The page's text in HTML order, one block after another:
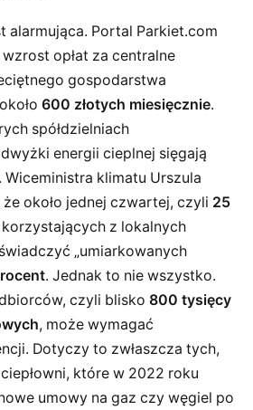
alarmująca. Portal Parkiet.com
opłat za centralne
gospodarstwa
600 złotych miesięcznie.
spółdzielniach
energii cieplnej sięgają
. Wiceministra klimatu Urszula
około jednej czwartej, czyli 25
z lokalnych
„umiarkowanych
. Jednak to nie wszystko.
czyli blisko 800 tysięcy
, może wymagać
Dotyczy to zwłaszcza tych,
które w 2022 roku
umowy na gaz czy węgiel po